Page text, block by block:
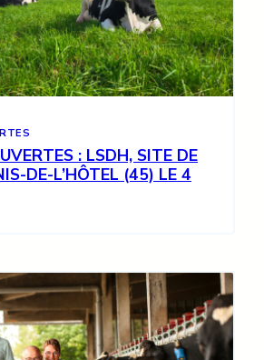
: LSDH, SITE DE
DE-L’HÔTEL (45) LE 4